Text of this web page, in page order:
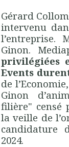
Gérard
intervenu
l’entreprise.
Ginon.
privilégiées
Events
de
Ginon
filière" censé
la veille de
candidature
2024.